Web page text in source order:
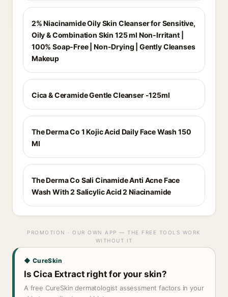
2% Niacinamide Oily Skin Cleanser for Sensitive,
Oily & Combination Skin 125 ml Non-Irritant |
100% Soap-Free | Non-Drying | Gently Cleanses
Makeup
Cica & Ceramide Gentle Cleanser -125ml
The Derma Co 1 Kojic Acid Daily Face Wash 150
Ml
The Derma Co Sali Cinamide Anti Acne Face
Wash With 2 Salicylic Acid 2 Niacinamide
PROMOTION · OUR OWN APP — THE FREE TOOLS WORK
WITHOUT IT
◆ CureSkin
Is Cica Extract right for your skin?
A free CureSkin dermatologist assessment factors in your